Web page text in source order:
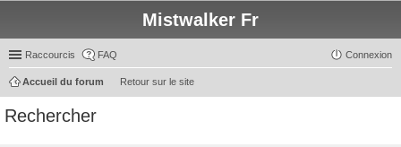
Mistwalker Fr
Raccourcis FAQ Connexion
Retour sur le site
Accueil du forum
Rechercher